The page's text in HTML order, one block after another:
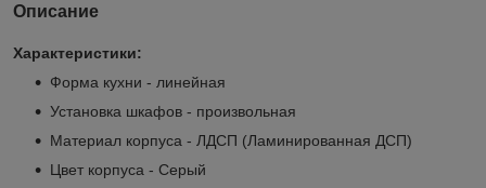
Описание
Характеристики:
Форма кухни - линейная
Установка шкафов - произвольная
Материал корпуса - ЛДСП (Ламинированная ДСП)
Цвет корпуса - Серый